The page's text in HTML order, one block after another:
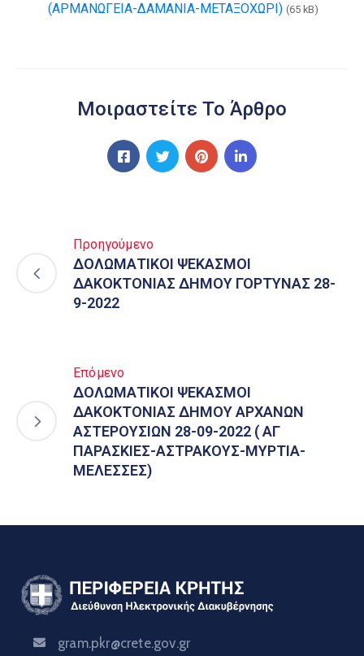
(ΑΡΜΑΝΩΓΕΙΑ-ΔΑΜΑΝΙΑ-ΜΕΤΑΞΟΧΩΡΙ) (65 kB)
Μοιραστείτε Το Άρθρο
Προηγούμενο
ΔΟΛΩΜΑΤΙΚΟΙ ΨΕΚΑΣΜΟΙ
ΔΑΚΟΚΤΟΝΙΑΣ ΔΗΜΟΥ ΓΟΡΤΥΝΑΣ 28-
9-2022
Επόμενο
ΔΟΛΩΜΑΤΙΚΟΙ ΨΕΚΑΣΜΟΙ
ΔΑΚΟΚΤΟΝΙΑΣ ΔΗΜΟΥ ΑΡΧΑΝΩΝ
ΑΣΤΕΡΟΥΣΙΩΝ 28-09-2022 ( ΑΓ
ΠΑΡΑΣΚΙΕΣ-ΑΣΤΡΑΚΟΥΣ-ΜΥΡΤΙΑ-
ΜΕΛΕΣΣΕΣ)
gram.pkr@crete.gov.gr